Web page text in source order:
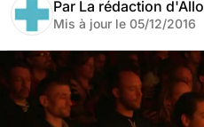
Par La rédaction
Mis à jour le 05/12/2016